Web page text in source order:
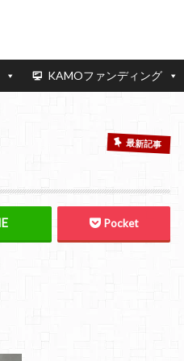
KAMOファンディング
最新記事
Pocket